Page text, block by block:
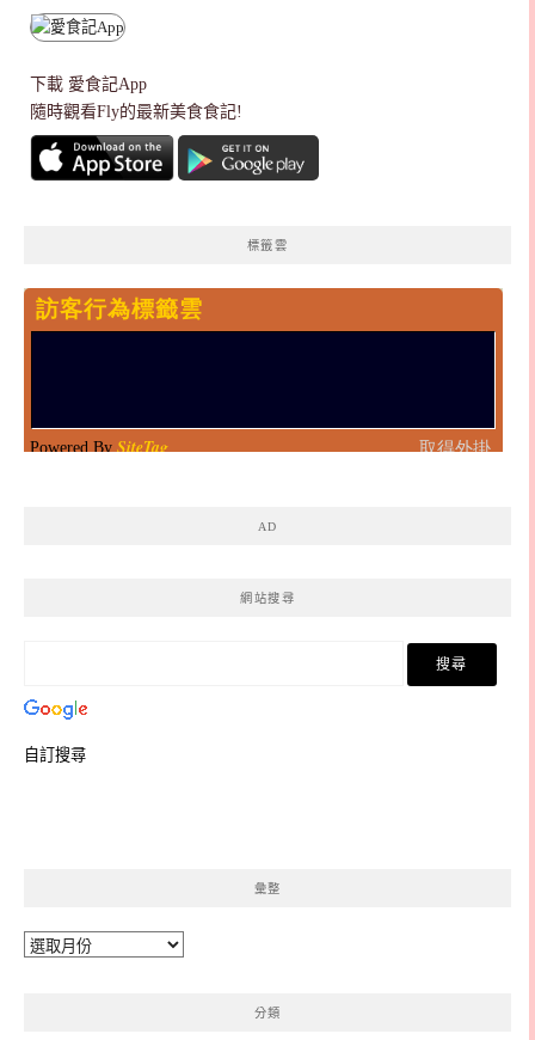
下載 愛食記App
隨時觀看Fly的最新美食食記!
標籤雲
AD
網站搜尋
自訂搜尋
彙整
彙
分類